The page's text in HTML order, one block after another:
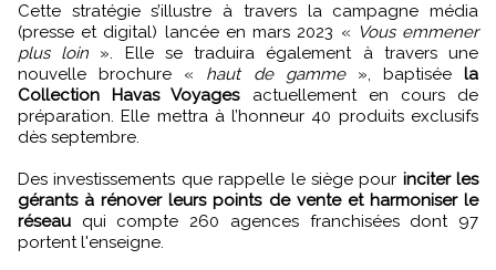
Cette stratégie s’illustre à travers la campagne média
(presse et digital) lancée en mars 2023 « Vous emmener
plus loin ». Elle se traduira également à travers une
nouvelle brochure « haut de gamme», baptiséela
Collection Havas Voyagesactuellement en cours de
préparation. Elle mettra à l’honneur 40 produits exclusifs
dès septembre.
Des investissements que rappelle le siège pour inciter les
gérants à rénover leurs points de vente et harmoniser le
réseau qui compte 260 agences franchisées dont 97
portent l'enseigne.